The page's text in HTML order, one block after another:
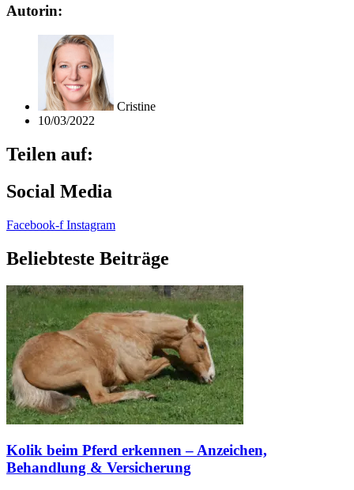
Autorin:
Cristine
10/03/2022
Teilen auf:
Social Media
Facebook-f Instagram
Beliebteste Beiträge
Kolik beim Pferd erkennen – Anzeichen,
Behandlung & Versicherung